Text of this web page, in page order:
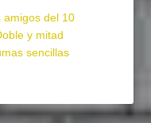
amigos del 10
y mitad
sencillas